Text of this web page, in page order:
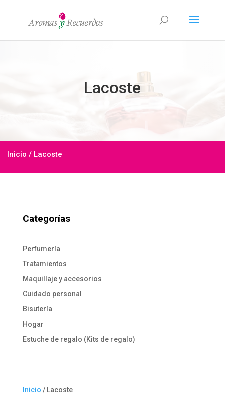
Lacoste
Inicio / Lacoste
Categorías
Perfumería
Tratamientos
Maquillaje y accesorios
Cuidado personal
Bisutería
Hogar
Estuche de regalo (Kits de regalo)
Inicio / Lacoste